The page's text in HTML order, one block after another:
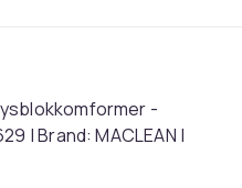
-
| Brand: MACLEAN |